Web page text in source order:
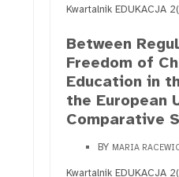
Kwartalnik EDUKACJA
Between
Freedom of
Education in
the European
Comparative
BY MARIA
Kwartalnik EDUKACJA